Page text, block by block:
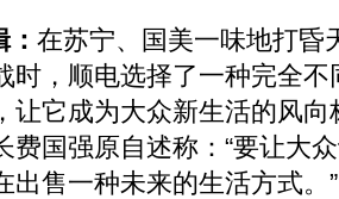
在苏宁、国美一味地打昏
时，顺电选择了一种完全
让它成为大众新生活的风
费国强原自述称：“要让大
出售一种未来的生活方式。”